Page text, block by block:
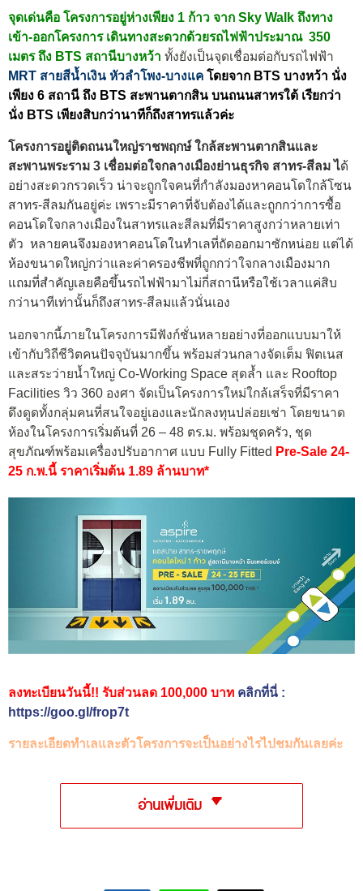
จุดเด่นคือ โครงการอยู่ห่างเพียง 1 ก้าว จาก Sky Walk ถึงทาง
เข้า-ออกโครงการ เดินทางสะดวกด้วยรถไฟฟ้าประมาณ 350
เมตร ถึง BTS สถานีบางหว้า ทั้งยังเป็นจุดเชื่อมต่อกับรถไฟฟ้า
MRT สายสีน้ำเงิน หัวลำโพง-บางแค โดยจาก BTS บางหว้า นั่ง
เพียง 6 สถานี ถึง BTS สะพานตากสิน บนถนนสาทรใต้ เรียกว่า
นั่ง BTS เพียงสิบกว่านาทีก็ถึงสาทรแล้วค่ะ
โครงการอยู่ติดถนนใหญ่ราชพฤกษ์ ใกล้สะพานตากสินและ
สะพานพระราม 3 เชื่อมต่อใจกลางเมืองย่านธุรกิจ สาทร-สีลม ได้
อย่างสะดวกรวดเร็ว น่าจะถูกใจคนที่กำลังมองหาคอนโดใกล้โซน
สาทร-สีลมกันอยู่ค่ะ เพราะมีราคาที่จับต้องได้และถูกกว่าการซื้อ
คอนโดใจกลางเมืองในสาทรและสีลมที่มีราคาสูงกว่าหลายเท่า
ตัว หลายคนจึงมองหาคอนโดในทำเลที่ถัดออกมาซักหน่อย แต่ได้
ห้องขนาดใหญ่กว่าและค่าครองชีพที่ถูกกว่าใจกลางเมืองมาก
แถมที่สำคัญเลยคือขึ้นรถไฟฟ้ามาไม่กี่สถานีหรือใช้เวลาแค่สิบ
กว่านาทีเท่านั้นก็ถึงสาทร-สีลมแล้วนั่นเอง
นอกจากนี้ภายในโครงการมีฟังก์ชั่นหลายอย่างที่ออกแบบมาให้
เข้ากับวิถีชีวิตคนปัจจุบันมากขึ้น พร้อมส่วนกลางจัดเต็ม ฟิตเนส
และสระว่ายน้ำใหญ่ Co-Working Space สุดล้ำ และ Rooftop
Facilities วิว 360 องศา จัดเป็นโครงการใหม่ใกล้เสร็จที่มีราคา
ดึงดูดทั้งกลุ่มคนที่สนใจอยู่เองและนักลงทุนปล่อยเช่า โดยขนาด
ห้องในโครงการเริ่มต้นที่ 26 – 48 ตร.ม. พร้อมชุดครัว, ชุด
สุขภัณฑ์พร้อมเครื่องปรับอากาศ แบบ Fully Fitted Pre-Sale 24-
25 ก.พ.นี้ ราคาเริ่มต้น 1.89 ล้านบาท*
ลงทะเบียนวันนี้!! รับส่วนลด 100,000 บาท คลิกที่นี่ :
https://goo.gl/frop7t
รายละเอียดทำเลและตัวโครงการจะเป็นอย่างไรไปชมกันเลยค่ะ
อ่านเพิ่มเติม